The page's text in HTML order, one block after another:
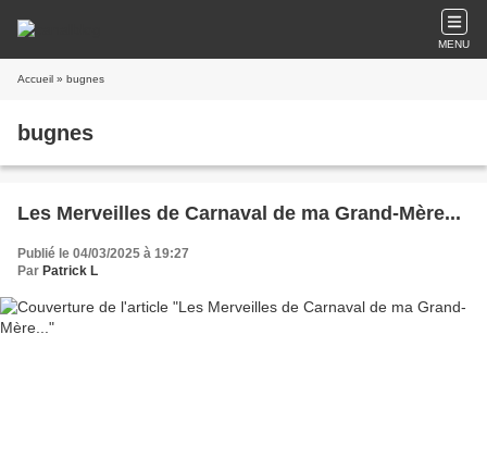
MENU
Accueil » bugnes
bugnes
Les Merveilles de Carnaval de ma Grand-Mère...
Publié le 04/03/2025 à 19:27
Par Patrick L